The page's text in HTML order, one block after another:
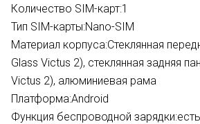
Количество SIM-карт:1
Тип SIM-карты:Nano-SIM
Материал корпуса:Стеклянная
Glass Victus 2), стеклянная задняя
Victus 2), алюминиевая рама
Платформа:Android
Функция беспроводной зарядки:есть